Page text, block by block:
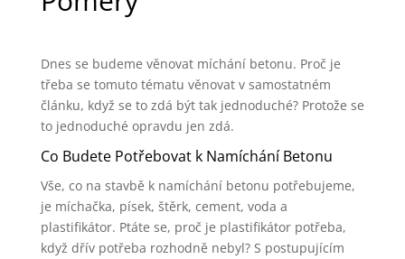
Dnes se budeme věnovat míchání betonu. Proč je
třeba se tomuto tématu věnovat v samostatném
článku, když se to zdá být tak jednoduché? Protože se
to jednoduché opravdu jen zdá.
Co Budete Potřebovat k Namíchání Betonu
Vše, co na stavbě k namíchání betonu potřebujeme,
je míchačka, písek, štěrk, cement, voda a
plastifikátor. Ptáte se, proč je plastifikátor potřeba,
když dřív potřeba rozhodně nebyl? S postupujícím